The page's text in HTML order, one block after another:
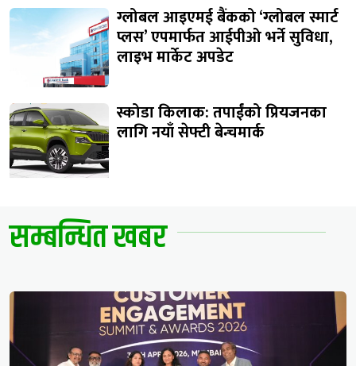
ग्लोबल आइएमई बैंकको ‘ग्लोबल स्मार्ट
प्लस’ एपमार्फत आईपीओ भर्ने सुविधा,
लाइभ मार्केट अपडेट
स्कोडा किलाक: तपाईंको प्रियजनका
लागि नयाँ सेफ्टी बेन्चमार्क
सम्बन्धित खबर